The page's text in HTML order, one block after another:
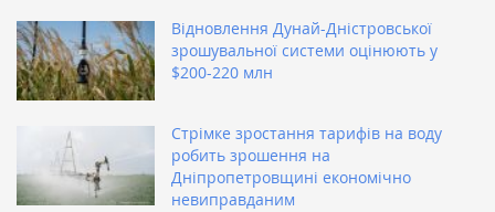
Відновлення Дунай-Дністровської
зрошувальної системи оцінюють у
$200-220 млн
Стрімке зростання тарифів на воду
робить зрошення на
Дніпропетровщині економічно
невиправданим